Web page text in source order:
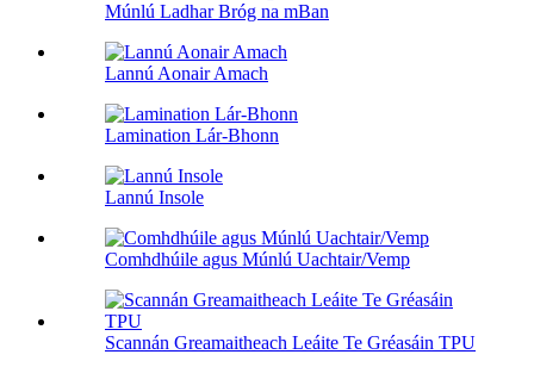
Múnlú Ladhar Bróg na mBan
Lannú Aonair Amach
Lamination Lár-Bhonn
Lannú Insole
Comhdhúile agus Múnlú Uachtair/Vemp
Scannán Greamaitheach Leáite Te Gréasáin TPU